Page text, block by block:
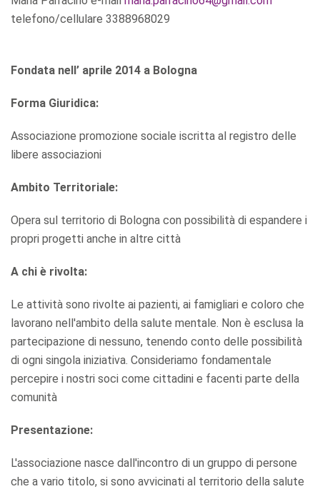
telefono/cellulare 3388968029
Fondata nell’ aprile 2014 a Bologna
Forma Giuridica:
Associazione promozione sociale iscritta al registro delle
libere associazioni
Ambito Territoriale:
Opera sul territorio di Bologna con possibilità di espandere i
propri progetti anche in altre città
A chi è rivolta:
Le attività sono rivolte ai pazienti, ai famigliari e coloro che
lavorano nell'ambito della salute mentale. Non è esclusa la
partecipazione di nessuno, tenendo conto delle possibilità
di ogni singola iniziativa. Consideriamo fondamentale
percepire i nostri soci come cittadini e facenti parte della
comunità
Presentazione:
L'associazione nasce dall'incontro di un gruppo di persone
che a vario titolo, si sono avvicinati al territorio della salute